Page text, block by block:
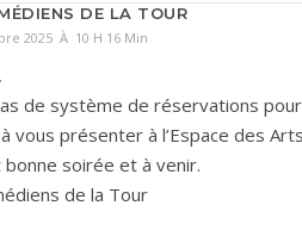
DE LA TOUR
2025 À 10 H 16 Min
de système de réservations
vous présenter à l’Espace des
bonne soirée et à venir.
de la Tour